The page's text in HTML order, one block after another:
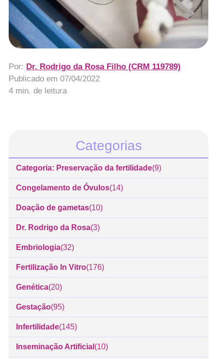
Por: Dr. Rodrigo da Rosa Filho (CRM 119789)
Publicado em 07/04/2022
4 min. de leitura
Categorias
Categoria: Preservação da fertilidade(9)
Congelamento de Óvulos(14)
Doação de gametas(10)
Dr. Rodrigo da Rosa(3)
Embriologia(32)
Fertilização In Vitro(176)
Genética(20)
Gestação(95)
Infertilidade(145)
Inseminação Artificial (10)